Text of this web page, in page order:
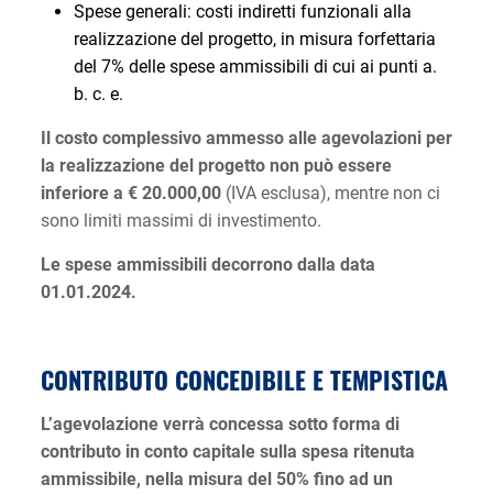
Spese generali: costi indiretti funzionali alla
realizzazione del progetto, in misura forfettaria
del 7% delle spese ammissibili di cui ai punti a.
b. c. e.
Il costo complessivo ammesso alle agevolazioni per
la realizzazione del progetto non può essere
inferiore a € 20.000,00(IVA esclusa), mentre non ci
sono limiti massimi di investimento.
Le spese ammissibili decorrono dalla data
01.01.2024.
CONTRIBUTO CONCEDIBILE E TEMPISTICA
L’agevolazione verrà concessa sotto forma di
contributo in conto capitale sulla spesa ritenuta
ammissibile, nella misura del 50% fino ad un